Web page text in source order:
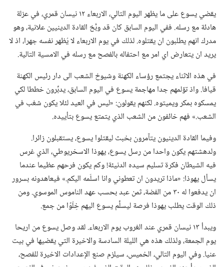
يقضي يسوع على ما يظهر اليوم التالي،‏ الاربعاء ١٢ نيسان قمري،‏ في عزلة
هادئة مع رسله.‏ ففي اليوم السابق كان قد وبَّخ القادة الدينيين علانية،‏ وهو
مدرك انهم يطلبون ان يقتلوه.‏ لذلك في يوم الاربعاء لا يُظهر نفسه جهرا،‏ اذ لا
يريد ان يتعارض اي امر مع احتفاله بالفصح مع رسله في الامسية التالية.‏
في هذه الاثناء يجتمع رؤساء الكهنة وشيوخ الشعب الى دار رئيس الكهنة
قيافا.‏ واذ تؤلمهم جدا مهاجمة يسوع في اليوم السابق،‏ يدبِّرون خططا لكي
يمسكوه بمكر ويميتوه.‏ لكنهم يقولون:‏ «ليس في العيد لئلا يكون شغب في
الشعب.‏» فهم خائفون من الشعب الذي يتمتع يسوع بتأييده.‏
وفيما القادة الدينيون يتآمرون بخبث ليقتلوا يسوع،‏ يستقبلون زائرا.‏
ولدهشتهم يكون واحدا من رسل يسوع،‏ يهوذا الاسخريوطي،‏ الذي غرس
فيه الشيطان فكرة تسليم سيده الدنيئة!‏ وكم يكون فرحهم عظيما عندما
يسأل يهوذا:‏ «ماذا تريدون ان تعطوني وانا اسلّمه اليكم.‏» فيعاهدونه بسرور
ان يدفعوا له ٣٠ من الفضة،‏ ثمن عبد بحسب عهد الناموس الموسوي.‏ ومن
ذلك الوقت يطلب يهوذا فرصة ليسلِّم يسوع اليهم خِلْوًا من جمع.‏
ويبدأ ١٣ نيسان قمري عند الغروب يوم الاربعاء.‏ لقد وصل يسوع من اريحا
يوم الجمعة،‏ ولذلك هذه هي الليلة السادسة والاخيرة التي يقضيها في بيت
عنيا.‏ وفي اليوم التالي،‏ الخميس،‏ سيلزم صنع الإعدادات الاخيرة للفصح،‏